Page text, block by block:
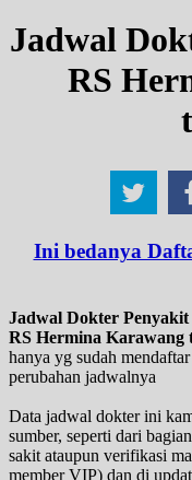
Jadwal
RS
Ini bedanya
Jadwal Dokter Penyakit
RS Hermina Karawang
hanya yg sudah
perubahan jadwalnya
Data jadwal dokter ini
sumber, seperti dari
sakit ataupun verifikasi
member VIP) dan di